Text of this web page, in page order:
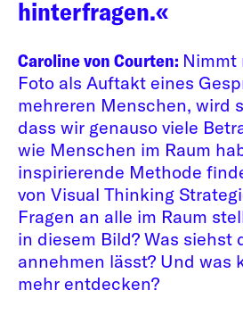
hinterfragen.«
Caroline von Courten: Nimmt
Foto als Auftakt eines
mehreren Menschen, wird
dass wir genauso viele
wie Menschen im Raum
inspirierende Methode
von Visual Thinking
Fragen an alle im Raum
in diesem Bild? Was siehst
annehmen lässt? Und was
mehr entdecken?